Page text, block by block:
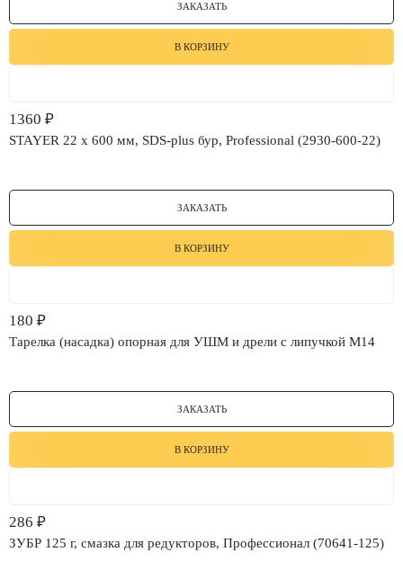
ЗАКАЗАТЬ
В КОРЗИНУ
1360 ₽
STAYER 22 x 600 мм, SDS-plus бур, Professional (2930-600-22)
ЗАКАЗАТЬ
В КОРЗИНУ
180 ₽
Тарелка (насадка) опорная для УШМ и дрели с липучкой М14
ЗАКАЗАТЬ
В КОРЗИНУ
286 ₽
ЗУБР 125 г, смазка для редукторов, Профессионал (70641-125)